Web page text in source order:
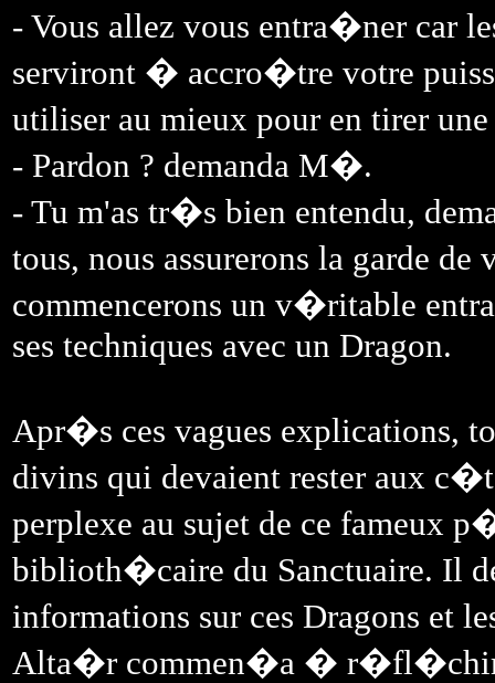
- Vous allez vous entra�ner car
serviront � accro�tre votre
utiliser au mieux pour en tirer
- Pardon ? demanda M�.
- Tu m'as tr�s bien entendu,
tous, nous assurerons la garde
commencerons un v�ritable
ses techniques avec un Dragon.
Apr�s ces vagues explications,
divins qui devaient rester aux
perplexe au sujet de ce fameux
biblioth�caire du Sanctuaire. Il
informations sur ces Dragons et
Alta�r commen�a � r�fl�chir